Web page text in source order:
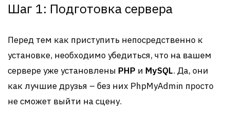
Шаг 1: Подготовка сервера
Перед тем как приступить непосредственно к
установке, необходимо убедиться, что на вашем
сервере уже установлены PHP и MySQL. Да, они
как лучшие друзья – без них PhpMyAdmin просто
не сможет выйти на сцену.